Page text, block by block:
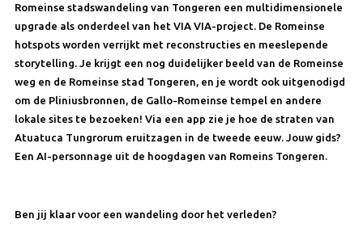
Romeinse stadswandeling van Tongeren een multidimensionele
upgrade als onderdeel van het VIA VIA-project. De Romeinse
hotspots worden verrijkt met reconstructies en meeslepende
storytelling. Je krijgt een nog duidelijker beeld van de Romeinse
weg en de Romeinse stad Tongeren, en je wordt ook uitgenodigd
om de Pliniusbronnen, de Gallo-Romeinse tempel en andere
lokale sites te bezoeken! Via een app zie je hoe de straten van
Atuatuca Tungrorum eruitzagen in de tweede eeuw. Jouw gids?
Een AI-personnage uit de hoogdagen van Romeins Tongeren.
Ben jij klaar voor een wandeling door het verleden?